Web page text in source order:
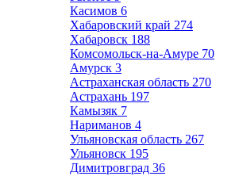
Касимов 6
Хабаровский край 274
Хабаровск 188
Комсомольск-на-Амуре 70
Амурск 3
Астраханская область 270
Астрахань 197
Камызяк 7
Нариманов 4
Ульяновская область 267
Ульяновск 195
Димитровград 36